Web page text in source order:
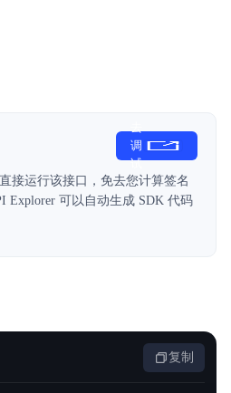
调
试
接运行该接口，免去您计算签名
Explorer 可以自动生成 SDK 代码
复制